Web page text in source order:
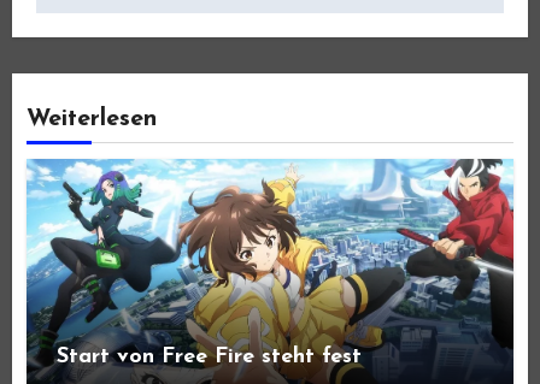
Weiterlesen
Start von Free Fire steht fest